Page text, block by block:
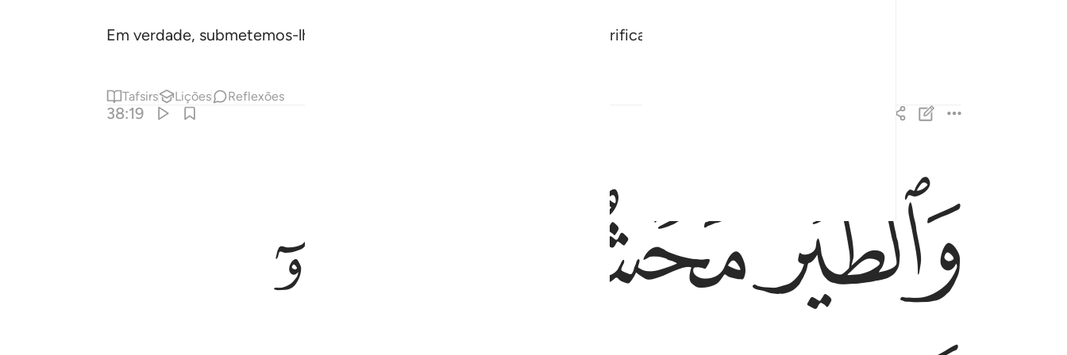
Em verdade, submetemos-lhe as montanhas, para que com ele Nos glorificassem ao anoitecer e ao amanhecer.
Tafsirs Lições Reflexões
38:19
وَٱلطَّيْرَ مَحْشُورَةًۭ ۖ كُلٌّۭ لَّهُۥٓ أَوَّابٌۭ ١٩
ﱖﱗﱘ
ﱚ